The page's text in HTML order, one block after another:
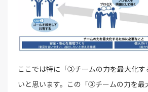
ここでは特に「③チームの力を最大化す
いと思います。この「③チームの力を最